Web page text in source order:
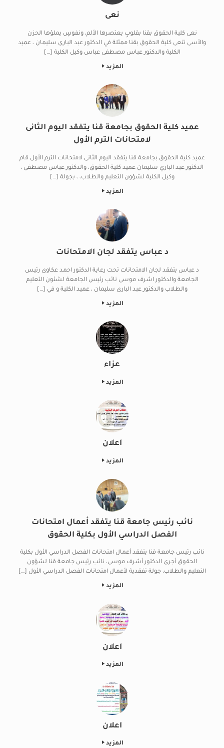
نعى
نعى كلية الحقوق بقنا بقلوبٍ يعتصرها الألم، ونفوسٍ يملؤها الحزن
والأسى تنعى كلية الحقوق بقنا ممثلة في الدكتور عبد البارى سليمان ، عميد
الكلية والدكتور عباس مصطفى عباس وكيل الكلية […]
المزيد
عميد كلية الحقوق بجامعة قنا يتفقد اليوم الثانى
لامتحانات الترم الأول
عميد كلية الحقوق بجامعة قنا يتفقد اليوم الثانى لامتحانات الترم الأول قام
الدكتور عبد الباري سليمان عميد كلية الحقوق، والدكتور عباس مصطفى ،
وكيل الكلية لشؤون التعليم والطلاب، ، بجولة […]
المزيد
د عباس يتفقد لجان الامتحانات
د عباس يتفقد لجان الامتحانات تحت رعاية الدكتور احمد عكاوى رئيس
الجامعة والدكتور اشرف موسى نائب رئيس الجامعة لشئون التعليم
والطلاب والدكتور عبد البارى سليمان ، عميد الكلية و في […]
المزيد
عزاء
المزيد
اعلان
المزيد
نائب رئيس جامعة قنا يتفقد أعمال امتحانات
الفصل الدراسي الأول بكلية الحقوق
نائب رئيس جامعة قنا يتفقد أعمال امتحانات الفصل الدراسي الأول بكلية
الحقوق أجرى الدكتور أشرف موسى، نائب رئيس جامعة قنا لشؤون
التعليم والطلاب، جولة تفقدية لأعمال امتحانات الفصل الدراسي الأول […]
المزيد
اعلان
المزيد
اعلان
المزيد